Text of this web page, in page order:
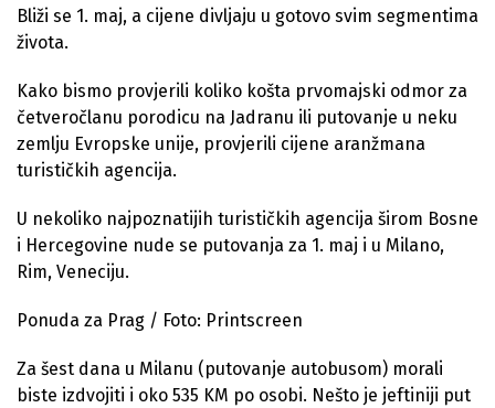
Bliži se 1. maj, a cijene divljaju u gotovo svim segmentima
života.
Kako bismo provjerili koliko košta prvomajski odmor za
četveročlanu porodicu na Jadranu ili putovanje u neku
zemlju Evropske unije, provjerili cijene aranžmana
turističkih agencija.
U nekoliko najpoznatijih turističkih agencija širom Bosne
i Hercegovine nude se putovanja za 1. maj i u Milano,
Rim, Veneciju.
Ponuda za Prag / Foto: Printscreen
Za šest dana u Milanu (putovanje autobusom) morali
biste izdvojiti i oko 535 KM po osobi. Nešto je jeftiniji put